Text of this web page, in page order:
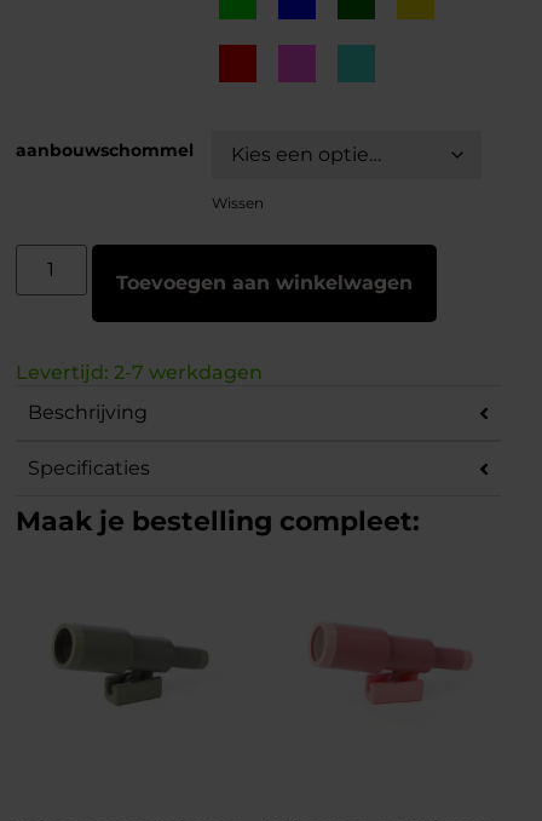
aanbouwschommel
Wissen
Toevoegen aan winkelwagen
Levertijd: 2-7 werkdagen
Beschrijving
Specificaties
Maak je bestelling compleet: